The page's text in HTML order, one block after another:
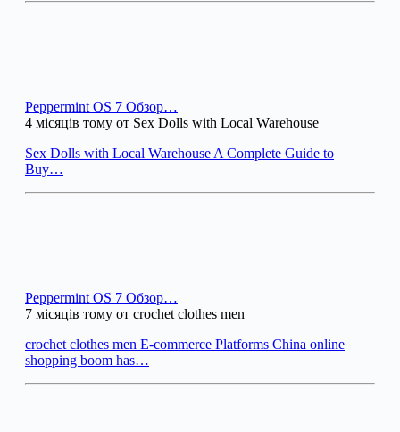
Peppermint OS 7 Обзор…
4 місяців тому от Sex Dolls with Local Warehouse
Sex Dolls with Local Warehouse A Complete Guide to
Buy…
Peppermint OS 7 Обзор…
7 місяців тому от crochet clothes men
crochet clothes men E-commerce Platforms China online
shopping boom has…